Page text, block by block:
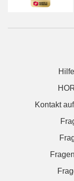
Kontakt